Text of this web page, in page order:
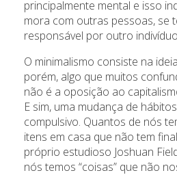
principalmente mental e isso
mora com outras pessoas, se
responsável por outro
O minimalismo consiste na
porém, algo que muitos
não é a oposição ao
E sim, uma mudança de
compulsivo. Quantos de nós
itens em casa que não tem
próprio estudioso Joshuan
nós temos “coisas” que não